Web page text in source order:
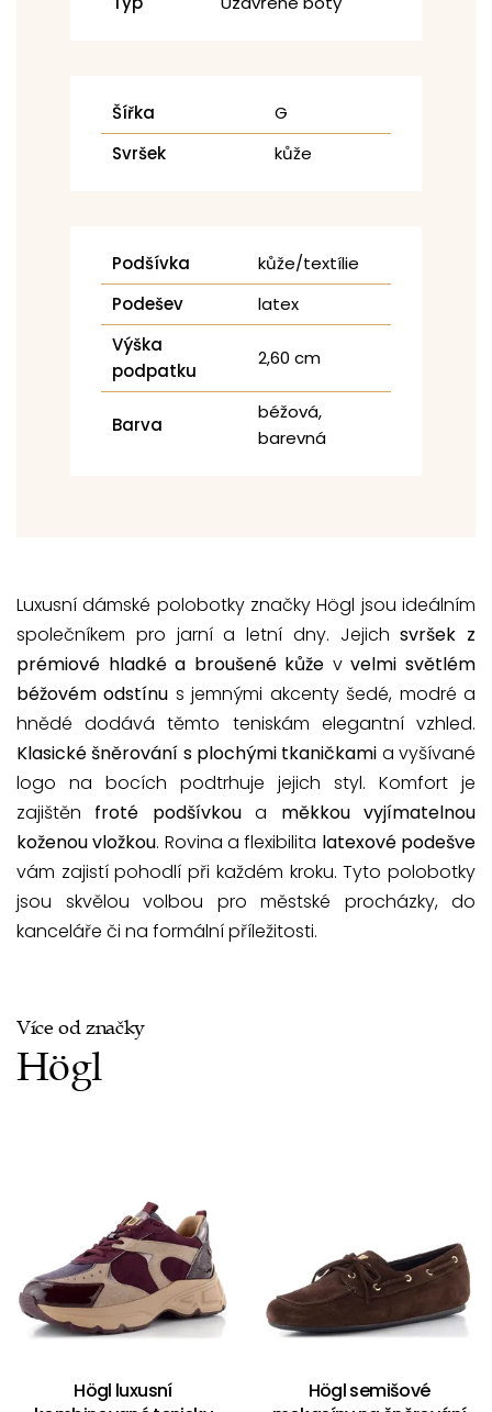
Šířka
G
Svršek
kůže
Podšívka
kůže/textílie
Podešev
latex
Výška
podpatku
2,60 cm
Barva
béžová,
barevná
Luxusní dámské polobotky značky Högl jsou ideálním
společníkem pro jarní a letní dny. Jejichsvršek z
prémiové hladké a broušené kůže vvelmi světlém
béžovém odstínu s jemnými akcenty šedé, modré a
hnědé dodává těmto teniskám elegantní vzhled.
Klasické šněrování s plochými tkaničkami a vyšívané
logo na bocích podtrhuje jejich styl. Komfort je
zajištěn froté podšívkoua měkkou vyjímatelnou
koženou vložkou. Rovina a flexibilita latexové podešve
vám zajistí pohodlí při každém kroku. Tyto polobotky
jsou skvělou volbou pro městské procházky, do
kanceláře či na formální příležitosti.
Více od značky
Högl
Högl luxusní
Högl semišové